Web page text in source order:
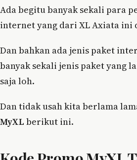
Ada begitu banyak sekali para
internet yang dari XL Axiata ini
Dan bahkan ada jenis paket
banyak sekali jenis paket yang
saja loh.
Dan tidak usah kita berlama
MyXL berikut ini.